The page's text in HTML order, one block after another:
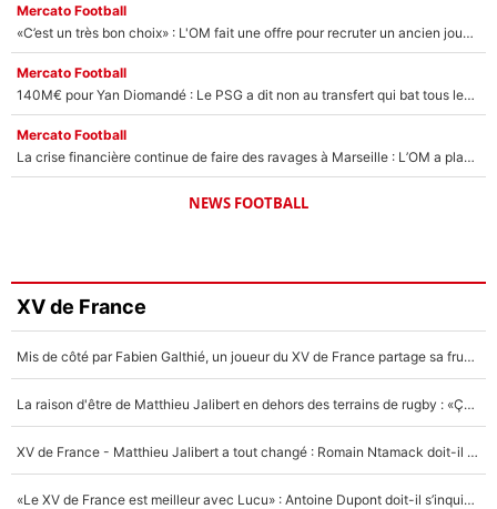
Mercato Football
«C’est un très bon choix» : L'OM fait une offre pour recruter un ancien joueur du PSG... et c'est validé dans l'After Foot !
Mercato Football
140M€ pour Yan Diomandé : Le PSG a dit non au transfert qui bat tous les records sur le mercato
Mercato Football
La crise financière continue de faire des ravages à Marseille : L’OM a placé 12 joueurs sur le marché des transferts… et ça pourrait lui rapporter près de 100M€ !
NEWS FOOTBALL
XV de France
Mis de côté par Fabien Galthié, un joueur du XV de France partage sa frustration : «ils ne me l’ont pas dit tout de suite»
La raison d'être de Matthieu Jalibert en dehors des terrains de rugby : «Ça m'atteint autant que si tu touches à un membre de ma famille»
XV de France - Matthieu Jalibert a tout changé : Romain Ntamack doit-il s’inquiéter pour sa place à un an de la Coupe du monde ?
«Le XV de France est meilleur avec Lucu» : Antoine Dupont doit-il s’inquiéter pour sa place ?